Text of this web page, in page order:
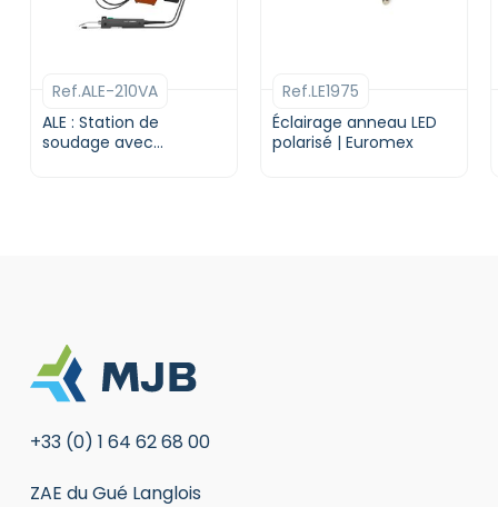
ALE : Station de
soudage avec
Ref.ALE-210VA
Éclairage anneau LED
polarisé | Euromex
Ref.LE1975
+33 (0) 1 64 62 68 00
ZAE du Gué Langlois